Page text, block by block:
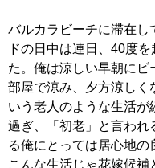
バルカラビーチに滞在し
ドの日中は連日、40度
た。俺は涼しい早朝にビ
部屋で涼み、夕方涼しく
いう老人のような生活が
過ぎ、「初老」と言われ
る俺にとっては居心地の
こんな生活じゃ花嫁候補